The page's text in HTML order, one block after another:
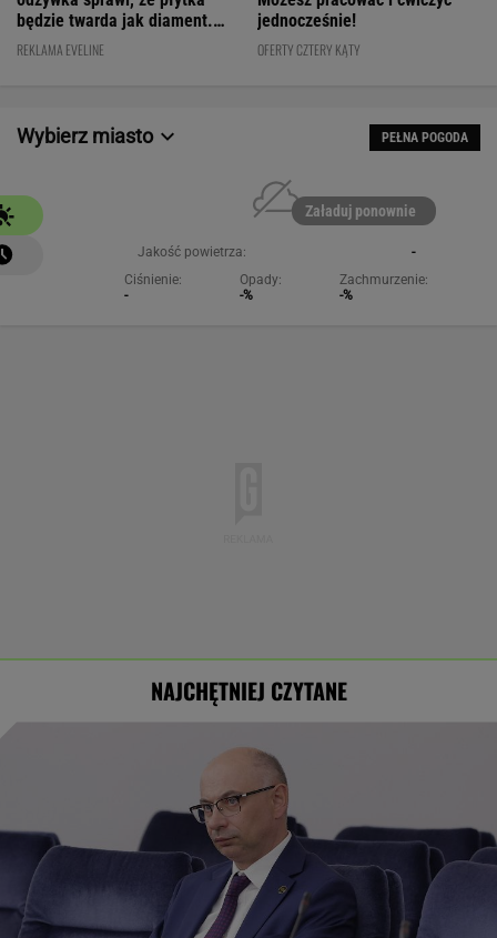
będzie twarda jak diament.
Cena? WOW!
REKLAMA EVELINE
jednocześnie!
OFERTY CZTERY KĄTY
Wybierz miasto PEŁNA POGODA
Załaduj ponownie
Jakość powietrza:
-
Ciśnienie:
-
Opady:
-%
Zachmurzenie:
-%
NAJCHĘTNIEJ CZYTANE